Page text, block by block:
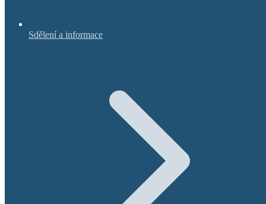
Sdělení a informace